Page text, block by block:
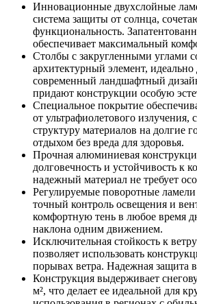
Инновационные двухслойные
система защиты от солнца,
функциональность.
обеспечивает максимальный
Столбы с закругленными углами
архитектурный элемент, идеально
современный ландшафтный
придают конструкции особую
Специальное покрытие
от ультрафиолетового излучения,
структуру материалов на долгие
отдыхом без вреда для здоровья.
Прочная алюминиевая
долговечность и устойчивость к
надежный материал не требует
Регулируемые поворотные
точный контроль освещения и
комфортную тень в любое время
наклона одним движением.
Исключительная стойкость к
позволяет использовать
порывах ветра. Надежная защита
Конструкция выдерживает
м², что делает ее идеальной для